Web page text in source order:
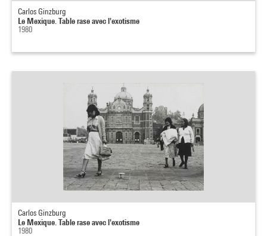
Carlos Ginzburg
Le Mexique. Table rase avec l'exotisme
1980
Carlos Ginzburg
Le Mexique. Table rase avec l'exotisme
1980